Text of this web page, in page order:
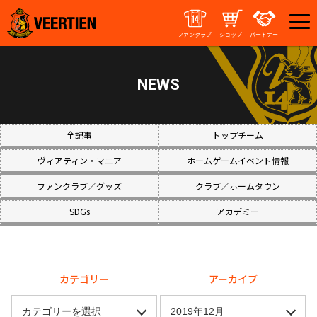
ファンクラブ ショップ パートナー
NEWS
全記事 トップチーム
ヴィアティン・マニア ホームゲームイベント情報
ファンクラブ／グッズ クラブ／ホームタウン
SDGs アカデミー
カテゴリー アーカイブ